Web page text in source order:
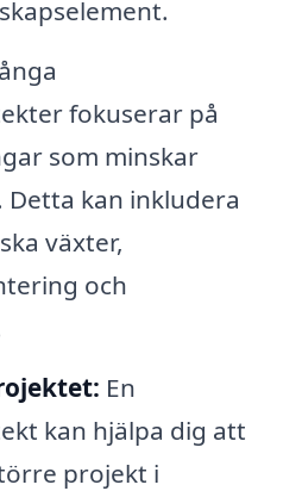
fokuserar på
som minskar
kan inkludera
växter,
och
En
kan hjälpa dig att
projekt i